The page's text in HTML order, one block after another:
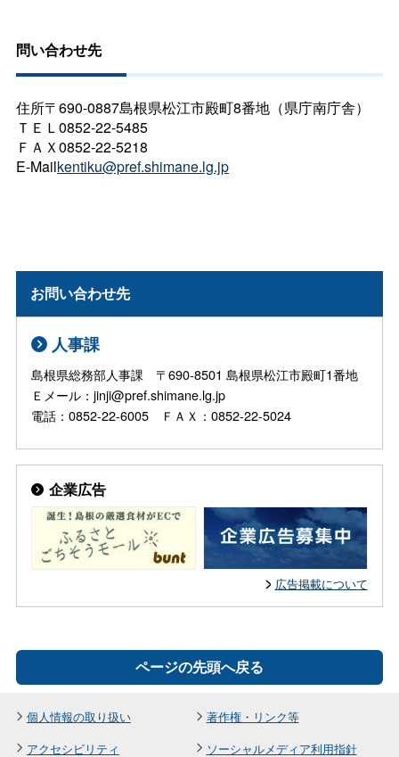
問い合わせ先
住所〒690-0887島根県松江市殿町8番地（県庁南庁舎）
ＴＥＬ0852-22-5485
ＦＡＸ0852-22-5218
E-Mailkentiku@pref.shimane.lg.jp
お問い合わせ先
人事課
島根県総務部人事課 〒690-8501 島根県松江市殿町1番地
Ｅメール：jinji@pref.shimane.lg.jp
電話：0852-22-6005 ＦＡＸ：0852-22-5024
企業広告
広告掲載について
ページの先頭へ戻る
個人情報の取り扱い
著作権・リンク等
アクセシビリティ
ソーシャルメディア利用指針